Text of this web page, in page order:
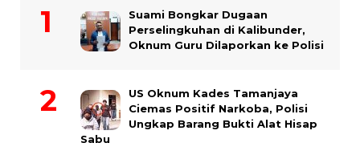
Suami Bongkar Dugaan
Perselingkuhan di Kalibunder,
Oknum Guru Dilaporkan ke Polisi
US Oknum Kades Tamanjaya
Ciemas Positif Narkoba, Polisi
Ungkap Barang Bukti Alat Hisap
Sabu